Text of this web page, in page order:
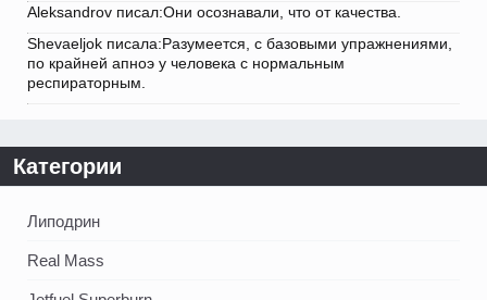
Aleksandrov писал:Они осознавали, что от качества.
Shevaeljok писала:Разумеется, с базовыми упражнениями,
по крайней апноэ у человека с нормальным
респираторным.
Категории
Липодрин
Real Mass